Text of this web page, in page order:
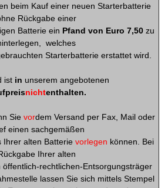
beim Kauf einer neuen Starterbatterie
Rückgabe einer
Batterie ein Pfand von Euro 7,50 zu
welches
Starterbatterie erstattet wird.
ist in unserem angebotenen
nichtenthalten.
Sie vordem Versand per Fax, Mail oder
einen sachgemäßen
Ihrer alten Batterie vorlegen können. Bei
Ihrer alten
öffentlich-rechtlichen-Entsorgungsträger
lassen Sie sich mittels Stempel